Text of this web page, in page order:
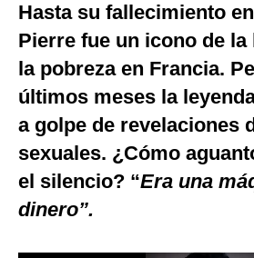
Tecnología
Mix
G de Gestión
Notas Contratadas
Podcast
Hasta su fallecimiento
Pierre fue un icono de
la pobreza en Francia.
últimos meses la
a golpe de revelaciones
sexuales. ¿Cómo
el silencio? “Era una
dinero”.